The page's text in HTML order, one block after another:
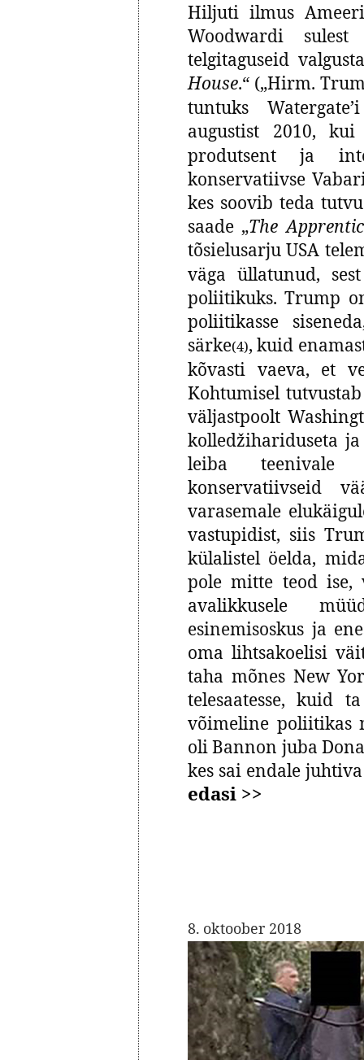
Hiljuti ilmus
Woodwardi
telgitaguseid
House.“ („Hirm.
tuntuks
augustist 2010, kui
produtsent ja
konservatiivse
kes soovib teda
saade „The
tõsielusarju USA
väga üllatunud,
poliitikuks. Trump
poliitikasse
särke(4), kuid
kõvasti vaeva, et
Kohtumisel
väljastpoolt
kolledžihariduseta
leiba teenivale
konservatiivseid
varasemale
vastupidist, siis
külalistel öelda,
pole mitte teod ise,
avalikkusele
esinemisoskus ja
oma lihtsakoelisi
taha mõnes New
telesaatesse, kuid
võimeline poliitikas
oli Bannon juba
kes sai endale
edasi >>
8. oktoober 2018